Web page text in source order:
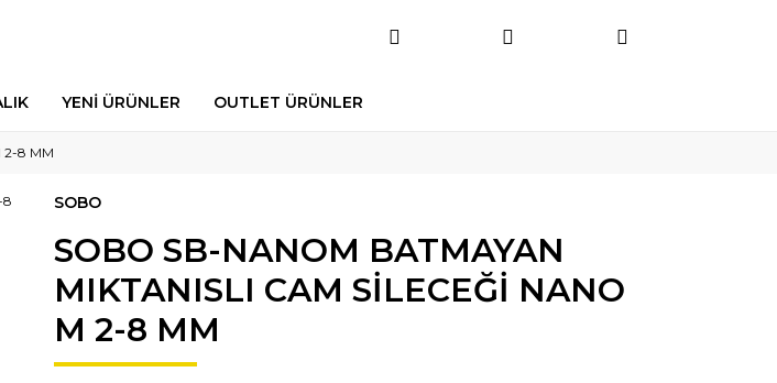
YENİ ÜRÜNLER OUTLET ÜRÜNLER
2-8 MM
SOBO
SOBO SB-NANOM BATMAYAN
MIKTANISLI CAM SİLECEĞİ NANO
M 2-8 MM